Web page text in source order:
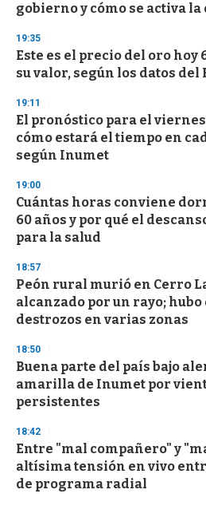
c
n
d
gobierno y cómo se activa
19:35
Este es el precio del oro hoy
su valor, según los datos del
19:11
El pronóstico para el viernes
cómo estará el tiempo en
según Inumet
19:00
Cuántas horas conviene
60 años y por qué el
para la salud
18:57
Peón rural murió en Cerro
alcanzado por un rayo; hubo
destrozos en varias zonas
18:50
Buena parte del país bajo
amarilla de Inumet por
persistentes
18:42
Entre "mal compañero" y
altísima tensión en vivo
de programa radial